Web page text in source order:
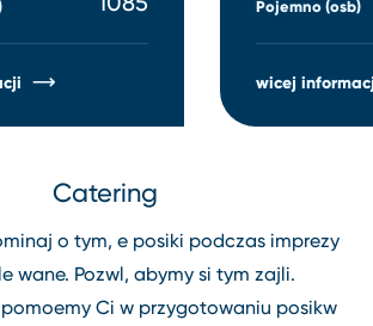
Pojemno (osb)
wicej
Catering
o tym, e posiki podczas imprezy
wane. Pozwl, abymy si tym zajli.
Ci w przygotowaniu posikw